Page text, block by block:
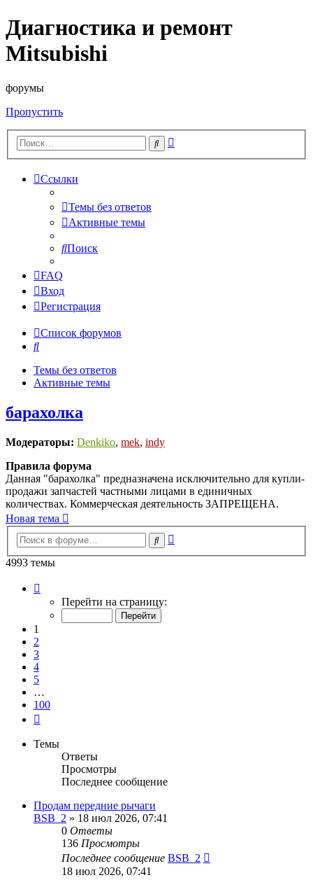
Диагностика и ремонт
Mitsubishi
форумы
Пропустить
Поиск
Ссылки
Темы без ответов
Активные темы
Поиск
FAQ
Вход
Регистрация
Список форумов
Поиск
Темы без ответов
Активные темы
барахолка
Модераторы: Denkiko, mek, indy
Правила форума
Данная "барахолка" предназначена исключительно для купли-
продажи запчастей частными лицами в единичных
количествах. Коммерческая деятельность ЗАПРЕЩЕНА.
Новая тема
Поиск
4993 темы
Перейти на страницу:
1
2
3
4
5
…
100
Темы
Ответы
Просмотры
Последнее сообщение
Продам передние рычаги
BSB_2 » 18 июл 2026, 07:41
0 Ответы
136 Просмотры
Последнее сообщение BSB_2
18 июл 2026, 07:41